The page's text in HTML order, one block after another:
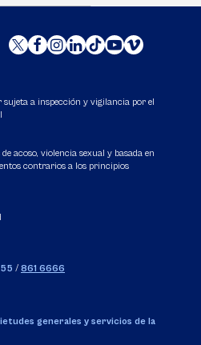
a inspección y vigilancia por el
acoso, violencia sexual y basada en
contrarios a los principios
/ 861 6666
generales y servicios de la